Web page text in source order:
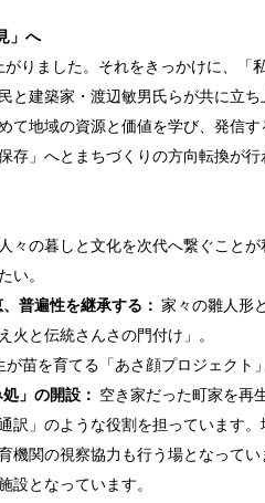
」へ
りました。それをきっかけに、「
建築家・渡辺敏男氏らが共に立
地域の資源と価値を学び、発信
」へとまちづくりの方向転換が行
の暮しと文化を次代へ繋ぐことが
。
普遍性を継承する： 家々の雛人形
と伝統さんさの門付け」。
苗を育てる「あさ顔プロジェクト」
」の開設： 空き家だった町家を再
」のような役割を担っています。
関の視察協力も行う場となって
となっています。